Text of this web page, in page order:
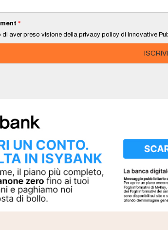
*
di aver preso visione della privacy policy di Innovative